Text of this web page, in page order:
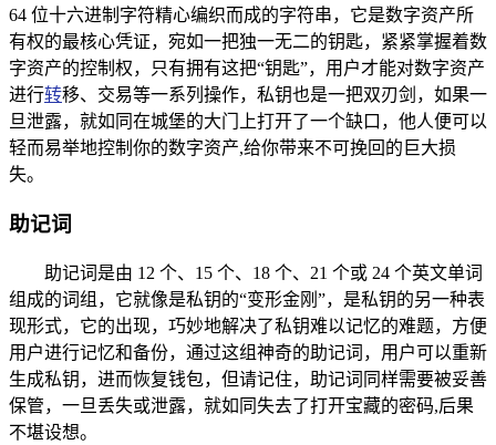
64 位十六进制字符精心编织而成的字符串，它是数字资产所
有权的最核心凭证，宛如一把独一无二的钥匙，紧紧掌握着数
字资产的控制权，只有拥有这把“钥匙”，用户才能对数字资产
进行转移、交易等一系列操作，私钥也是一把双刃剑，如果一
旦泄露，就如同在城堡的大门上打开了一个缺口，他人便可以
轻而易举地控制你的数字资产,给你带来不可挽回的巨大损
失。
助记词
助记词是由 12 个、15 个、18 个、21 个或 24 个英文单词
组成的词组，它就像是私钥的“变形金刚”，是私钥的另一种表
现形式，它的出现，巧妙地解决了私钥难以记忆的难题，方便
用户进行记忆和备份，通过这组神奇的助记词，用户可以重新
生成私钥，进而恢复钱包，但请记住，助记词同样需要被妥善
保管，一旦丢失或泄露，就如同失去了打开宝藏的密码,后果
不堪设想。